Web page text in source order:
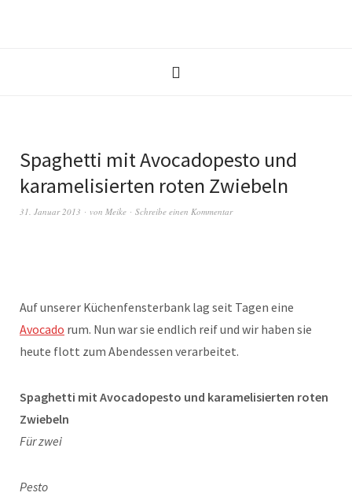
Spaghetti mit Avocadopesto und
karamelisierten roten Zwiebeln
31. Januar 2013 von Meike Schreibe einen Kommentar
Auf unserer Küchenfensterbank lag seit Tagen eine
Avocado rum. Nun war sie endlich reif und wir haben sie
heute flott zum Abendessen verarbeitet.
Spaghetti mit Avocadopesto und karamelisierten roten
Zwiebeln
Für zwei
Pesto